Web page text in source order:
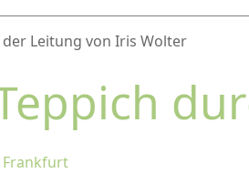
Leitung von Iris Wolter
Frankfurt